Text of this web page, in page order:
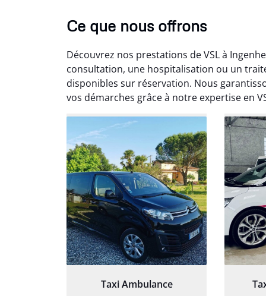
Ce que nous offrons
Découvrez nos prestations de VSL à
consultation, une hospitalisation ou un
disponibles sur réservation. Nous
vos démarches grâce à notre expertise en
Taxi Ambulance
Très
tout